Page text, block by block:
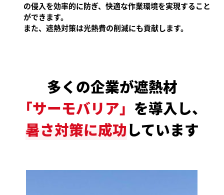
の侵入を効率的に防ぎ、快適な作業環境を実現すること
ができます。
また、遮熱対策は光熱費の削減にも貢献します。
多くの企業が遮熱材
「サーモバリア」 を導入し、
暑さ対策に成功しています